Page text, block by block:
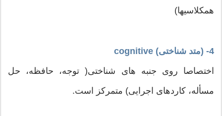
همکلاسیها)
4- (متد شناختی) cognitive
اختصاصا روی جنبه های شناختی( توجه، حافظه، حل
مسأله، کاردهای اجرایی) متمرکز است.